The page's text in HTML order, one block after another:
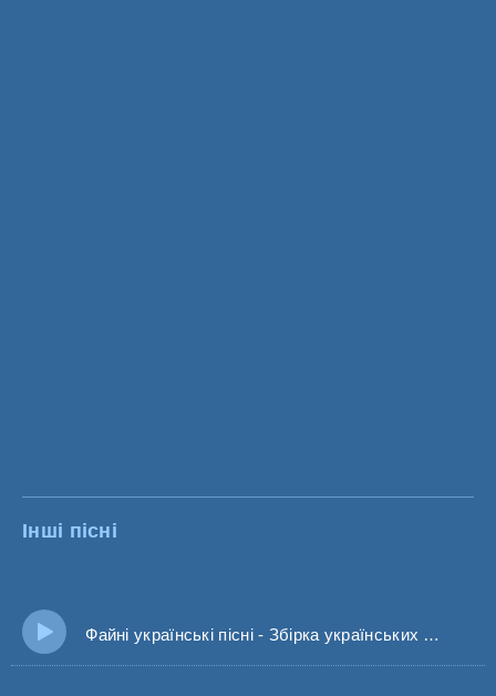
Інші пісні
Файні українські пісні - Збірка українських пісень 2024